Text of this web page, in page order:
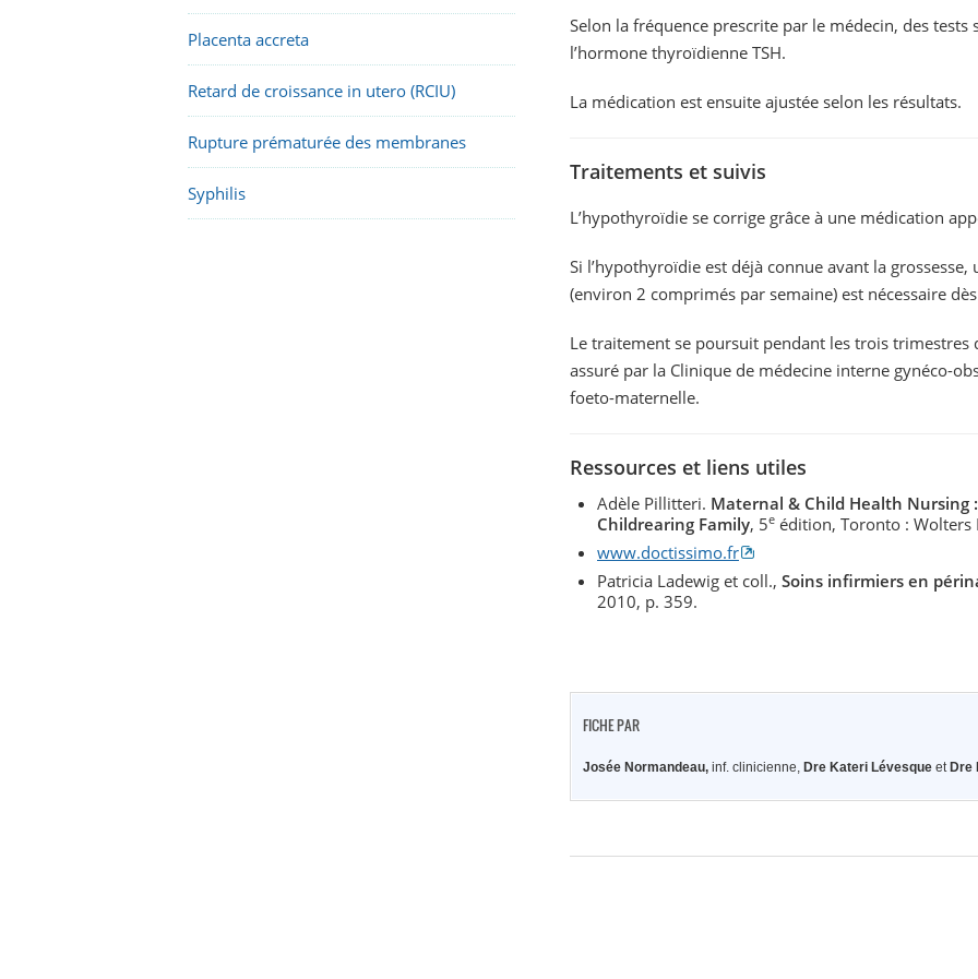
Placenta accreta
Retard de croissance in utero (RCIU)
Rupture prématurée des membranes
Syphilis
Selon la fréquence prescrite par le médecin, des
l’hormone thyroïdienne TSH.
La médication est ensuite ajustée selon les résultats.
Traitements et suivis
L’hypothyroïdie se corrige grâce à une médication
Si l’hypothyroïdie est déjà connue avant la
(environ 2 comprimés par semaine) est nécessaire
Le traitement se poursuit pendant les trois trimestres
assuré par la Clinique de médecine interne gynéco-
foeto-maternelle.
Ressources et liens utiles
Adèle Pillitteri. Maternal & Child Health Nursing
Childrearing Family, 5e édition, Toronto :
www.doctissimo.fr
Patricia Ladewig et coll., Soins infirmiers en
2010, p. 359.
FICHE PAR
Josée Normandeau, inf. clinicienne, Dre Kateri Lévesque et Dre